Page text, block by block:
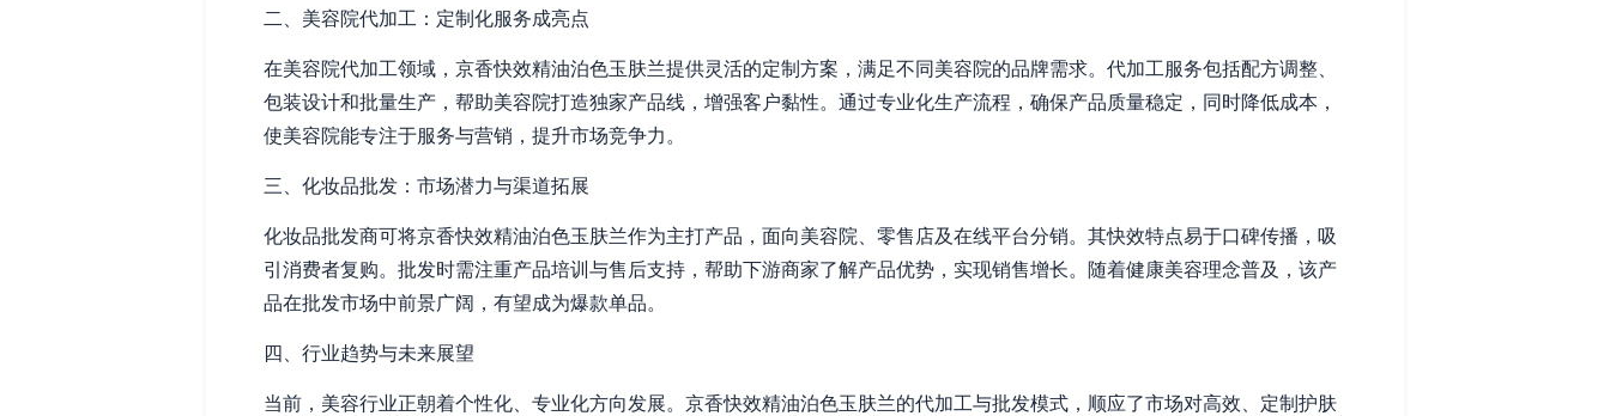
二、美容院代加工：定制化服务成亮点
在美容院代加工领域，京香快效精油泊色玉肤兰提供灵活的定制方案，满足不同美容院的品牌需求。代加工服务包括配方调整、
包装设计和批量生产，帮助美容院打造独家产品线，增强客户黏性。通过专业化生产流程，确保产品质量稳定，同时降低成本，
使美容院能专注于服务与营销，提升市场竞争力。
三、化妆品批发：市场潜力与渠道拓展
化妆品批发商可将京香快效精油泊色玉肤兰作为主打产品，面向美容院、零售店及在线平台分销。其快效特点易于口碑传播，吸
引消费者复购。批发时需注重产品培训与售后支持，帮助下游商家了解产品优势，实现销售增长。随着健康美容理念普及，该产
品在批发市场中前景广阔，有望成为爆款单品。
四、行业趋势与未来展望
当前，美容行业正朝着个性化、专业化方向发展。京香快效精油泊色玉肤兰的代加工与批发模式，顺应了市场对高效、定制护肤